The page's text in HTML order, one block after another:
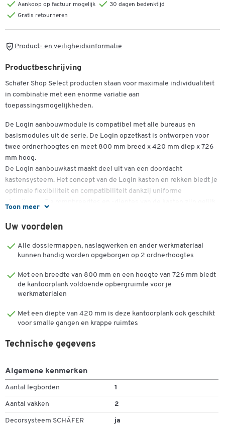
Aankoop op factuur mogelijk
30 dagen bedenktijd
Gratis retourneren
Product- en veiligheidsinformatie
Toon meer
Productbeschrijving
Schäfer Shop Select producten staan voor maximale individualiteit
in combinatie met een enorme variatie aan
toepassingsmogelijkheden.
De Login aanbouwmodule is compatibel met alle bureaus en
basismodules uit de serie. De Login opzetkast is ontworpen voor
twee ordnerhoogtes en meet 800 mm breed x 420 mm diep x 726
mm hoog.
De Login aanbouwkast maakt deel uit van een doordacht
kastensysteem. Het concept van de Login kasten en rekken biedt je
optimale flexibiliteit en compatibiliteit dankzij uniforme
basiskasten kunt toevoegen en dezelfde hoogtes kunt bereiken als
hoge corpus van het Login aanbouw-/uitbouwrek, gemaakt van 18
mm dik drielaags spaanplaat, komt precies overeen met de hoogte
en zo voor meer opbergruimte op je werkplek kunt zorgen.
Meer informatie:
Voor 2 dossierhoogtes
Gemaakt van duurzaam, gemelamineerd drielaags
plaatmateriaal
of bovenlegborden
Onderdeel van het uitgebreide Login kantoormeubilair
Uw voordelen
Alle dossiermappen, naslagwerken en ander werkmateriaal
kunnen handig worden opgeborgen op 2 ordnerhoogtes
Met een breedte van 800 mm en een hoogte van 726 mm biedt
de kantoorplank voldoende opbergruimte voor je
werkmaterialen
Met een diepte van 420 mm is deze kantoorplank ook geschikt
voor smalle gangen en krappe ruimtes
Technische gegevens
Algemene kenmerken
Aantal legborden 1
Aantal vakken 2
Decorsysteem SCHÄFER ja